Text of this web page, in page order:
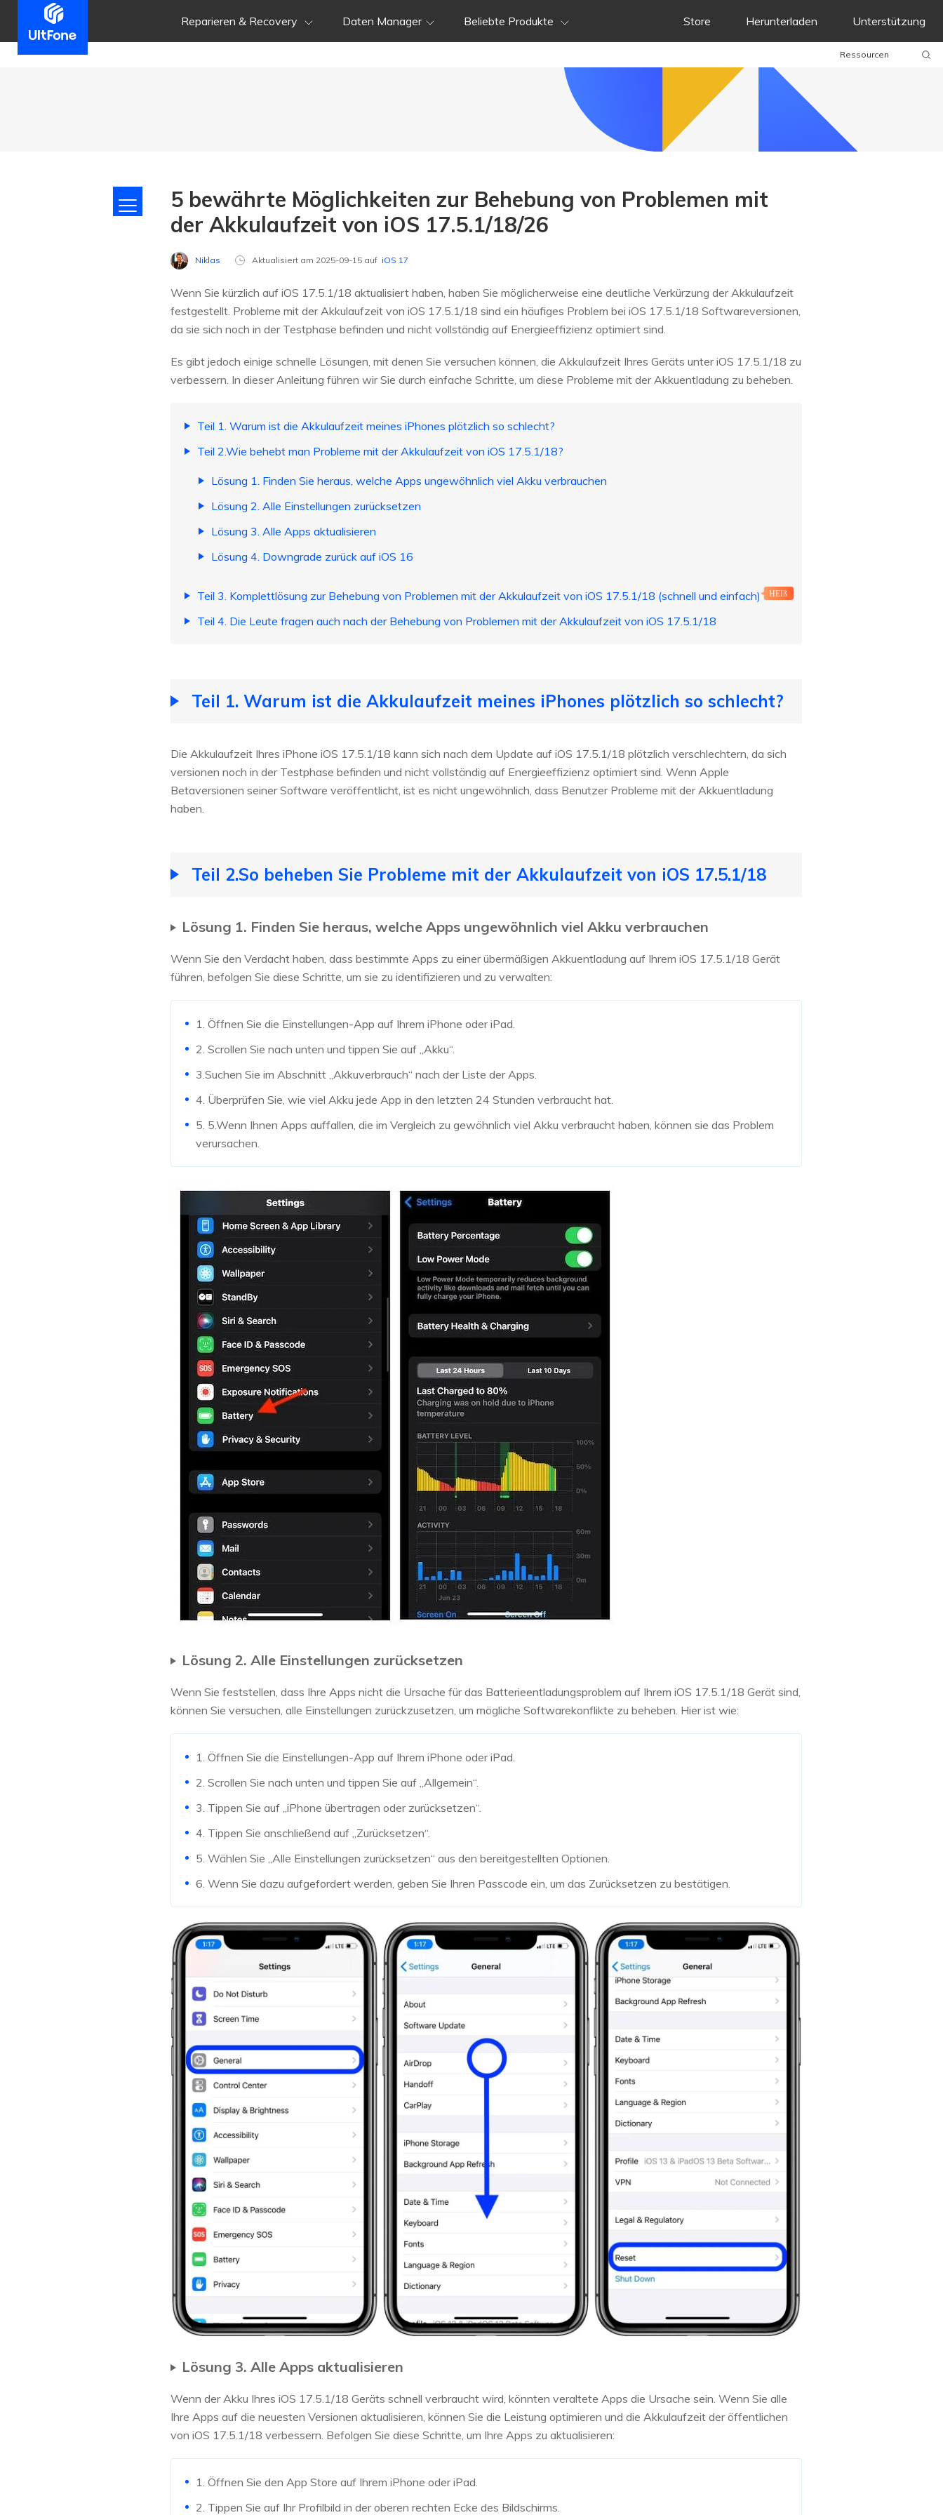
Reparieren & Recovery Daten Manager Beliebte Produkte Store Herunterladen Unterstützung
Ressourcen
5 bewährte Möglichkeiten zur Behebung von Problemen mit
der Akkulaufzeit von iOS 17.5.1/18/26
Niklas Aktualisiert am 2025-09-15 auf iOS 17
Wenn Sie kürzlich auf iOS 17.5.1/18 aktualisiert haben, haben Sie möglicherweise eine deutliche Verkürzung der Akkulaufzeit
festgestellt. Probleme mit der Akkulaufzeit von iOS 17.5.1/18 sind ein häufiges Problem bei iOS 17.5.1/18 Softwareversionen,
da sie sich noch in der Testphase befinden und nicht vollständig auf Energieeffizienz optimiert sind.
Es gibt jedoch einige schnelle Lösungen, mit denen Sie versuchen können, die Akkulaufzeit Ihres Geräts unter iOS 17.5.1/18 zu
verbessern. In dieser Anleitung führen wir Sie durch einfache Schritte, um diese Probleme mit der Akkuentladung zu beheben.
Teil 1. Warum ist die Akkulaufzeit meines iPhones plötzlich so schlecht?
Teil 2.Wie behebt man Probleme mit der Akkulaufzeit von iOS 17.5.1/18?
Lösung 1. Finden Sie heraus, welche Apps ungewöhnlich viel Akku verbrauchen
Lösung 2. Alle Einstellungen zurücksetzen
Lösung 3. Alle Apps aktualisieren
Lösung 4. Downgrade zurück auf iOS 16
Teil 3. Komplettlösung zur Behebung von Problemen mit der Akkulaufzeit von iOS 17.5.1/18 (schnell und einfach) HEIß
Teil 4. Die Leute fragen auch nach der Behebung von Problemen mit der Akkulaufzeit von iOS 17.5.1/18
Teil 1. Warum ist die Akkulaufzeit meines iPhones plötzlich so schlecht?
Die Akkulaufzeit Ihres iPhone iOS 17.5.1/18 kann sich nach dem Update auf iOS 17.5.1/18 plötzlich verschlechtern, da sich
versionen noch in der Testphase befinden und nicht vollständig auf Energieeffizienz optimiert sind. Wenn Apple
Betaversionen seiner Software veröffentlicht, ist es nicht ungewöhnlich, dass Benutzer Probleme mit der Akkuentladung
haben.
Teil 2.So beheben Sie Probleme mit der Akkulaufzeit von iOS 17.5.1/18
Lösung 1. Finden Sie heraus, welche Apps ungewöhnlich viel Akku verbrauchen
Wenn Sie den Verdacht haben, dass bestimmte Apps zu einer übermäßigen Akkuentladung auf Ihrem iOS 17.5.1/18 Gerät
führen, befolgen Sie diese Schritte, um sie zu identifizieren und zu verwalten:
1. Öffnen Sie die Einstellungen-App auf Ihrem iPhone oder iPad.
2. Scrollen Sie nach unten und tippen Sie auf „Akku“.
3.Suchen Sie im Abschnitt „Akkuverbrauch“ nach der Liste der Apps.
4. Überprüfen Sie, wie viel Akku jede App in den letzten 24 Stunden verbraucht hat.
5. 5.Wenn Ihnen Apps auffallen, die im Vergleich zu gewöhnlich viel Akku verbraucht haben, können sie das Problem
verursachen.
Lösung 2. Alle Einstellungen zurücksetzen
Wenn Sie feststellen, dass Ihre Apps nicht die Ursache für das Batterieentladungsproblem auf Ihrem iOS 17.5.1/18 Gerät sind,
können Sie versuchen, alle Einstellungen zurückzusetzen, um mögliche Softwarekonflikte zu beheben. Hier ist wie:
1. Öffnen Sie die Einstellungen-App auf Ihrem iPhone oder iPad.
2. Scrollen Sie nach unten und tippen Sie auf „Allgemein“.
3. Tippen Sie auf „iPhone übertragen oder zurücksetzen“.
4. Tippen Sie anschließend auf „Zurücksetzen“.
5. Wählen Sie „Alle Einstellungen zurücksetzen“ aus den bereitgestellten Optionen.
6. Wenn Sie dazu aufgefordert werden, geben Sie Ihren Passcode ein, um das Zurücksetzen zu bestätigen.
Lösung 3. Alle Apps aktualisieren
Wenn der Akku Ihres iOS 17.5.1/18 Geräts schnell verbraucht wird, könnten veraltete Apps die Ursache sein. Wenn Sie alle
Ihre Apps auf die neuesten Versionen aktualisieren, können Sie die Leistung optimieren und die Akkulaufzeit der öffentlichen
von iOS 17.5.1/18 verbessern. Befolgen Sie diese Schritte, um Ihre Apps zu aktualisieren:
1. Öffnen Sie den App Store auf Ihrem iPhone oder iPad.
2. Tippen Sie auf Ihr Profilbild in der oberen rechten Ecke des Bildschirms.